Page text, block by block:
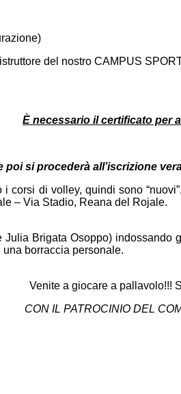
del nostro CAMPUS
È necessario il certificato per
si procederà all’iscrizione
corsi di volley, quindi sono
– Via Stadio, Reana del Rojale.
Julia Brigata Osoppo)
borraccia personale.
Venite a giocare a pallavolo!!!
CON IL PATROCINIO DEL